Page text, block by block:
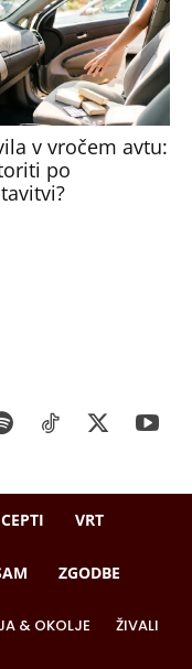
v vročem avtu:
po
VRT
ZGODBE
& OKOLJE ŽIVALI